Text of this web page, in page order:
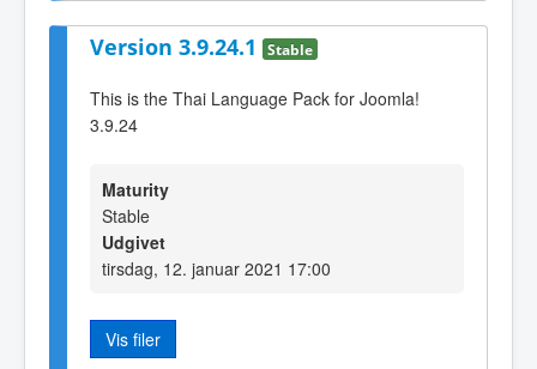
Version 3.9.24.1 Stable
This is the Thai Language Pack for Joomla!
3.9.24
Maturity
Stable
Udgivet
tirsdag, 12. januar 2021 17:00
Vis filer